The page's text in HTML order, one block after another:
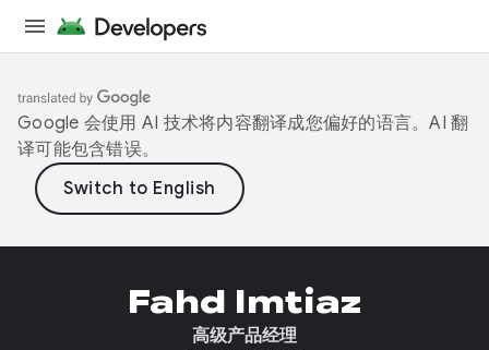
Google 会使用 AI 技术将内容翻译成您偏好的语言。AI 翻
译可能包含错误。
Fahd Imtiaz
高级产品经理